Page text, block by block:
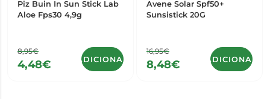
Piz Buin In Sun Stick Lab
Aloe Fps30 4,9g
8,95€
4,48€ ADICIONAR
Avene Solar Spf50+
Sunsistick 20G
16,95€
8,48€ ADICIONAR